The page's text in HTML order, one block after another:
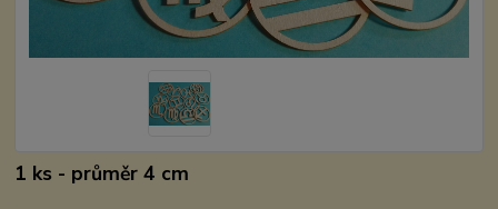
1 ks - průměr 4 cm